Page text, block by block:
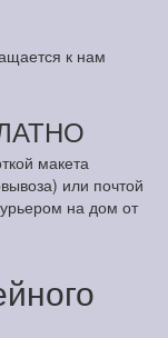
к нам
макета
или почтой
на дом от